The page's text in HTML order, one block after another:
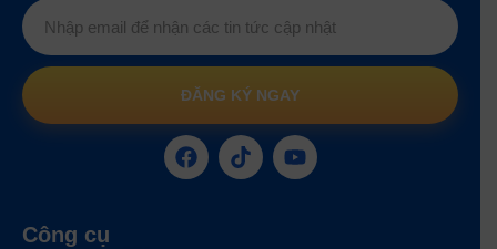
ĐĂNG KÝ NGAY
Công cụ